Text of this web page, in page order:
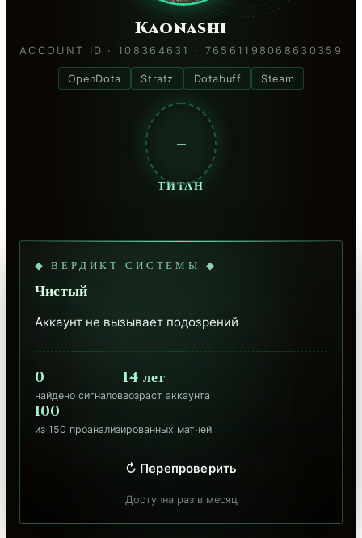
Kaonashi
ACCOUNT ID · 108364631 · 76561198068630359
OpenDota Stratz Dotabuff Steam
—
ТИТАН
◆ ВЕРДИКТ СИСТЕМЫ ◆
Чистый
Аккаунт не вызывает подозрений
0
найдено сигналов
14 лет
возраст аккаунта
100
из 150 проанализированных матчей
↻ Перепроверить
Доступна раз в месяц